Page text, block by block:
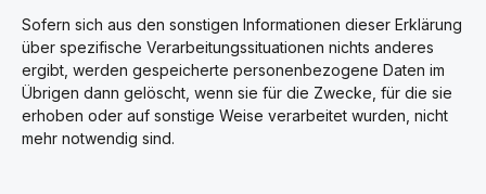
Sofern sich aus den sonstigen Informationen dieser Erklärung
über spezifische Verarbeitungssituationen nichts anderes
ergibt, werden gespeicherte personenbezogene Daten im
Übrigen dann gelöscht, wenn sie für die Zwecke, für die sie
erhoben oder auf sonstige Weise verarbeitet wurden, nicht
mehr notwendig sind.